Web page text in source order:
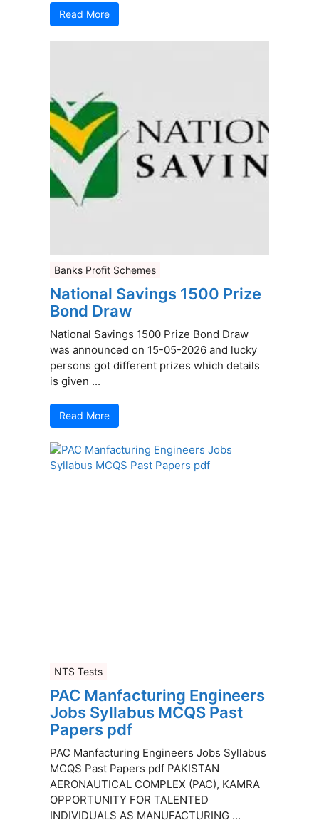
Read More
Banks Profit Schemes
National Savings 1500 Prize
Bond Draw
National Savings 1500 Prize Bond Draw
was announced on 15-05-2026 and lucky
persons got different prizes which details
is given ...
Read More
NTS Tests
PAC Manfacturing Engineers
Jobs Syllabus MCQS Past
Papers pdf
PAC Manfacturing Engineers Jobs Syllabus
MCQS Past Papers pdf PAKISTAN
AERONAUTICAL COMPLEX (PAC), KAMRA
OPPORTUNITY FOR TALENTED
INDIVIDUALS AS MANUFACTURING ...